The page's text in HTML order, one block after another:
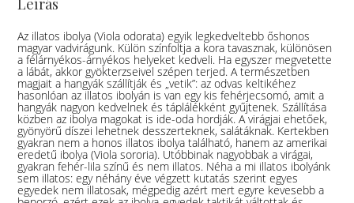
Az illatos ibolya (Viola odorata) egyik legkedveltebb őshonos
magyar vadvirágunk. Külön színfoltja a kora tavasznak, különösen
a félárnyékos-árnyékos helyeket kedveli. Ha egyszer megvetette
a lábát, akkor gyökterzseivel szépen terjed. A természetben
magjait a hangyák szállítják és „vetik”: az odvas keltikéhez
hasonlóan az illatos ibolyán is van egy kis fehérjecsomó, amit a
hangyák nagyon kedvelnek és táplálékként gyűjtenek. Szállítása
közben az ibolya magokat is ide-oda hordják. A virágjai ehetőek,
gyönyörű díszei lehetnek desszerteknek, salátáknak. Kertekben
gyakran nem a honos illatos ibolya található, hanem az amerikai
eredetű ibolya (Viola sororia). Utóbbinak nagyobbak a virágai,
gyakran fehér-lila színű és nem illatos. Néha a mi illatos ibolyánk
sem illatos: egy néhány éve végzett kutatás szerint egyes
egyedek nem illatosak, mégpedig azért mert egyre kevesebb a